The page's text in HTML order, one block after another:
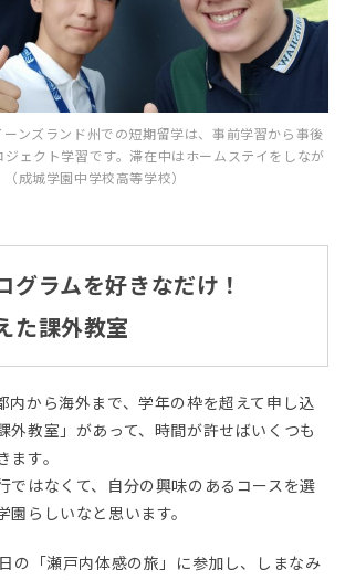
ンズランド州での短期留学は、事前学習から事後
ジェクト学習です。滞在中はホームステイをしなが
成城学園中学校高等学校）
グラムを好きなだけ！
た課外教室
内から海外まで、学年の枠を超えて申し込
外教室」があって、時間が許せばいくつも
す。
ではなくて、自分の興味のあるコースを選
園らしいなと思います。
の「瀬戸内体感の旅」に参加し、しまなみ